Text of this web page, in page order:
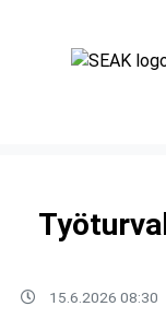
15.6.2026 08:30